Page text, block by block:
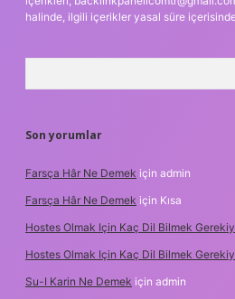
halinde, ilgili içerikler yasal süre
Son yorumlar
Farsça Hâr Ne Demek için admin
Farsça Hâr Ne Demek için Kısa
Hostes Olmak Için Kaç Dil Bilmek
Hostes Olmak Için Kaç Dil Bilmek
Su-I Karin Ne Demek için admin